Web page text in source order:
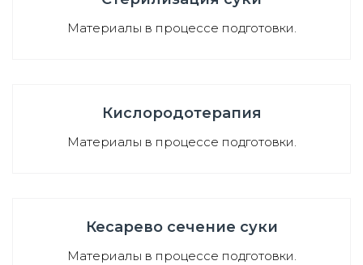
Материалы в процессе подготовки.
Кислородотерапия
Материалы в процессе подготовки.
Кесарево сечение суки
Материалы в процессе подготовки.